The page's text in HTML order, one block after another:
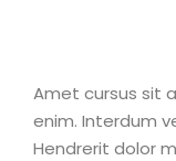
Amet cursus sit
enim. Interdum
Hendrerit dolor